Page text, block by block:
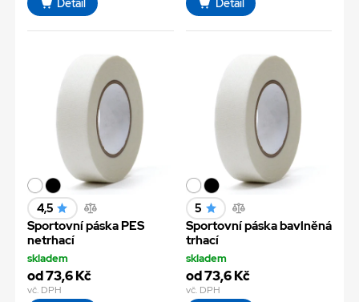
Detail Detail
4,5
Sportovní páska PES
netrhací
skladem
od 73,6 Kč
vč. DPH
5
Sportovní páska bavlněná
trhací
skladem
od 73,6 Kč
vč. DPH